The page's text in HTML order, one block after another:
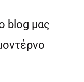
blog μας